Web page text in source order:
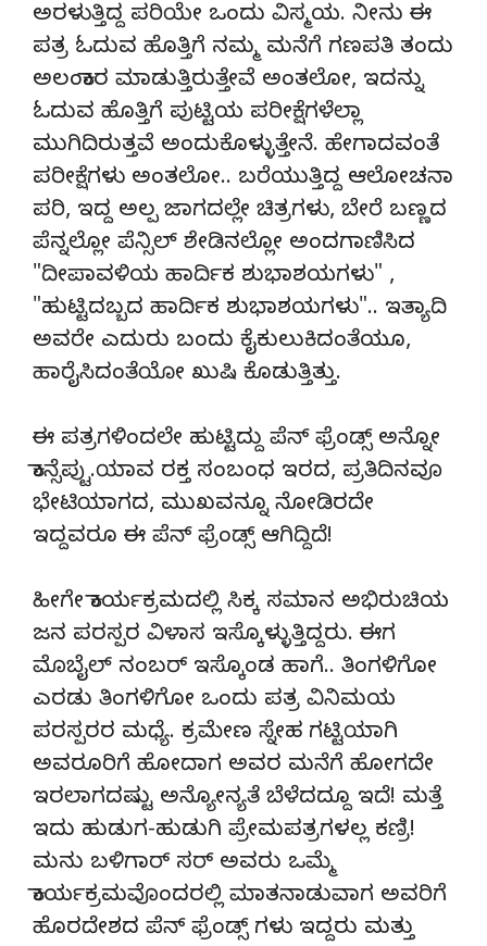
ಅರಳುತ್ತಿದ್ದ ಪರಿಯೇ ಒಂದು ವಿಸ್ಮಯ. ನೀನು ಈ
ಪತ್ರ ಓದುವ ಹೊತ್ತಿಗೆ ನಮ್ಮ ಮನೆಗೆ ಗಣಪತಿ ತಂದು
ಅಲಂಕಾರ ಮಾಡುತ್ತಿರುತ್ತೇವೆ ಅಂತಲೋ, ಇದನ್ನು
ಓದುವ ಹೊತ್ತಿಗೆ ಪುಟ್ಟಿಯ ಪರೀಕ್ಷೆಗಳೆಲ್ಲಾ
ಮುಗಿದಿರುತ್ತವೆ ಅಂದುಕೊಳ್ಳುತ್ತೇನೆ. ಹೇಗಾದವಂತೆ
ಪರೀಕ್ಷೆಗಳು ಅಂತಲೋ.. ಬರೆಯುತ್ತಿದ್ದ ಆಲೋಚನಾ
ಪರಿ, ಇದ್ದ ಅಲ್ಪ ಜಾಗದಲ್ಲೇ ಚಿತ್ರಗಳು, ಬೇರೆ ಬಣ್ಣದ
ಪೆನ್ನಲ್ಲೋ ಪೆನ್ಸಿಲ್ ಶೇಡಿನಲ್ಲೋ ಅಂದಗಾಣಿಸಿದ
"ದೀಪಾವಳಿಯ ಹಾರ್ದಿಕ ಶುಭಾಶಯಗಳು" ,
"ಹುಟ್ಟಿದಬ್ಬದ ಹಾರ್ದಿಕ ಶುಭಾಶಯಗಳು".. ಇತ್ಯಾದಿ
ಅವರೇ ಎದುರು ಬಂದು ಕೈಕುಲುಕಿದಂತೆಯೂ,
ಹಾರೈಸಿದಂತೆಯೋ ಖುಷಿ ಕೊಡುತ್ತಿತ್ತು.
ಈ ಪತ್ರಗಳಿಂದಲೇ ಹುಟ್ಟಿದ್ದು ಪೆನ್ ಫ್ರೆಂಡ್ಸ್ ಅನ್ನೋ
ಕಾನ್ಸೆಪ್ಟು.ಯಾವ ರಕ್ತ ಸಂಬಂಧ ಇರದ, ಪ್ರತಿದಿನವೂ
ಭೇಟಿಯಾಗದ, ಮುಖವನ್ನೂ ನೋಡಿರದೇ
ಇದ್ದವರೂ ಈ ಪೆನ್ ಫ್ರೆಂಡ್ಸ್ ಆಗಿದ್ದಿದೆ!
ಹೀಗೇ ಕಾರ್ಯಕ್ರಮದಲ್ಲಿ ಸಿಕ್ಕ ಸಮಾನ ಅಭಿರುಚಿಯ
ಜನ ಪರಸ್ಪರ ವಿಳಾಸ ಇಸ್ಕೊಳ್ಳುತ್ತಿದ್ದರು. ಈಗ
ಮೊಬೈಲ್ ನಂಬರ್ ಇಸ್ಕೊಂಡ ಹಾಗೆ.. ತಿಂಗಳಿಗೋ
ಎರಡು ತಿಂಗಳಿಗೋ ಒಂದು ಪತ್ರ ವಿನಿಮಯ
ಪರಸ್ಪರರ ಮಧ್ಯೆ. ಕ್ರಮೇಣ ಸ್ನೇಹ ಗಟ್ಟಿಯಾಗಿ
ಅವರೂರಿಗೆ ಹೋದಾಗ ಅವರ ಮನೆಗೆ ಹೋಗದೇ
ಇರಲಾಗದಷ್ಟು ಅನ್ಯೋನ್ಯತೆ ಬೆಳೆದದ್ದೂ ಇದೆ! ಮತ್ತೆ
ಇದು ಹುಡುಗ-ಹುಡುಗಿ ಪ್ರೇಮಪತ್ರಗಳಲ್ಲ ಕಣ್ರಿ!
ಮನು ಬಳಿಗಾರ್ ಸರ್ ಅವರು ಒಮ್ಮೆ
ಕಾರ್ಯಕ್ರಮವೊಂದರಲ್ಲಿ ಮಾತನಾಡುವಾಗ ಅವರಿಗೆ
ಹೊರದೇಶದ ಪೆನ್ ಫ್ರೆಂಡ್ಸ್ ಗಳು ಇದ್ದರು ಮತ್ತು